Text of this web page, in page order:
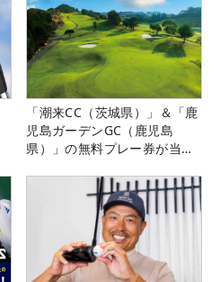
「潮来CC（茨城県）」＆「鹿
児島ガーデンGC（鹿児島
県）」の無料プレー券が当た